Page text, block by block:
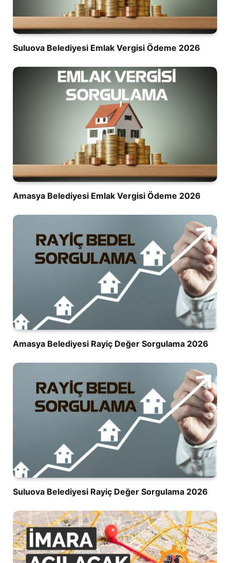
Suluova Belediyesi Emlak Vergisi Ödeme 2026
Amasya Belediyesi Emlak Vergisi Ödeme 2026
Amasya Belediyesi Rayiç Değer Sorgulama 2026
Suluova Belediyesi Rayiç Değer Sorgulama 2026